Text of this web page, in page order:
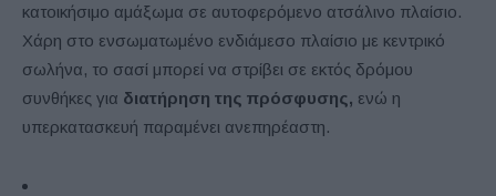
κατοικήσιμο αμάξωμα σε αυτοφερόμενο ατσάλινο πλαίσιο.
Χάρη στο ενσωματωμένο ενδιάμεσο πλαίσιο με κεντρικό
σωλήνα, το σασί μπορεί να στρίβει σε εκτός δρόμου
συνθήκες για διατήρηση της πρόσφυσης, ενώ η
υπερκατασκευή παραμένει ανεπηρέαστη.